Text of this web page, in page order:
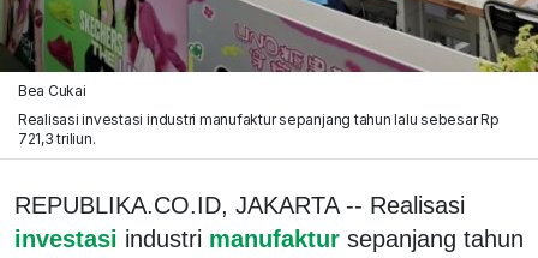
Bea Cukai
Realisasi investasi industri manufaktur sepanjang tahun lalu sebesar Rp
721,3 triliun.
REPUBLIKA.CO.ID, JAKARTA -- Realisasi
investasi industri manufaktur sepanjang tahun